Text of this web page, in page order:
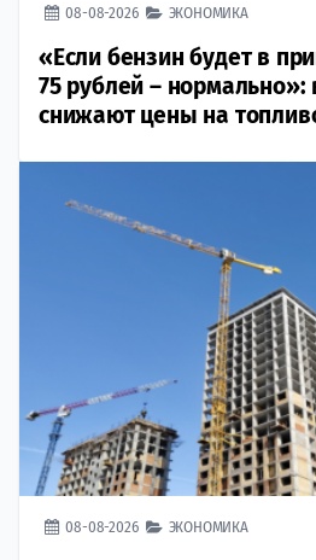
08-08-2026 ЭКОНОМИКА
«Если бензин будет в
75 рублей – нормально»:
снижают цены на
08-08-2026 ЭКОНОМИКА